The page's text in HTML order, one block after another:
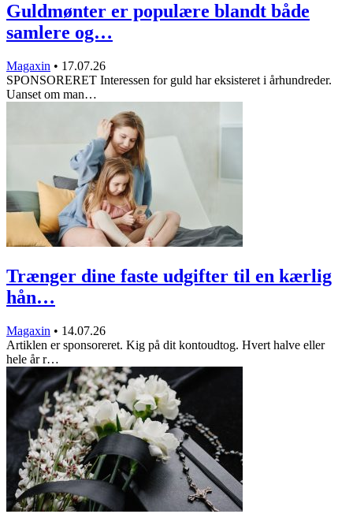
Guldmønter er populære blandt både
samlere og…
Magaxin • 17.07.26
SPONSORERET Interessen for guld har eksisteret i århundreder.
Uanset om man…
Trænger dine faste udgifter til en kærlig
hån…
Magaxin • 14.07.26
Artiklen er sponsoreret. Kig på dit kontoudtog. Hvert halve eller
hele år r…